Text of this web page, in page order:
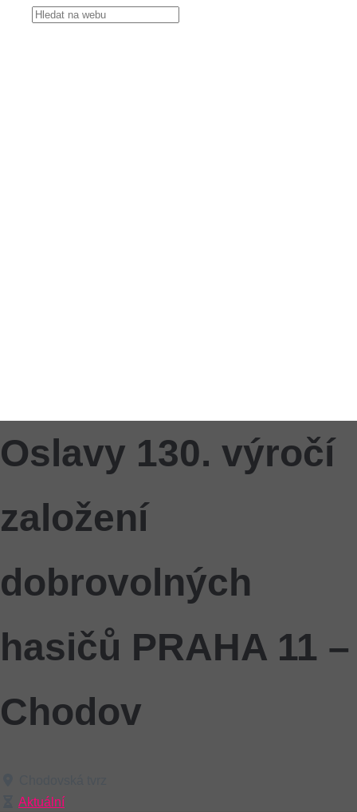
Oslavy 130. výročí
založení
dobrovolných
hasičů PRAHA 11 –
Chodov
Aktuální